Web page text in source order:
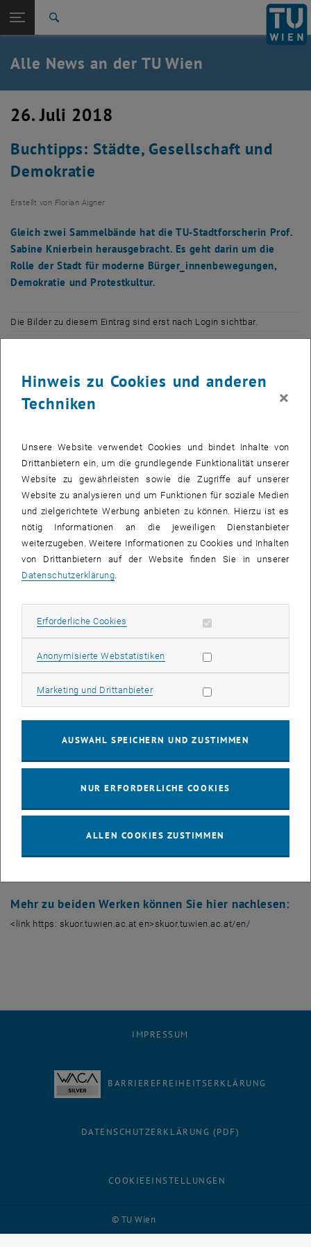
TU Login
Quicklinks
Quicklinks-Menü umschalten
Studium
Karriere
Zurück: Subseiten von TU Wien Startseite auflisten
Zurück zur letzten Ebene:
TU Wien Startseite
Übersicht
Alle News an der TU Wien
26. Juli 2018
Buchtipps: Städte, Gesellschaft und
Demokratie
Erstellt von Florian Aigner
Gleich zwei Sammelbände hat die TU-Stadtforscherin Prof.
Sabine Knierbein herausgebracht. Es geht darin um die
Rolle der Stadt für moderne Bürger_innenbewegungen,
Demokratie und Protestkultur.
Die Bilder zu diesem Eintrag sind erst nach Login sichtbar.
Gesellschaft abspielen. Unterschiedliche Bevölkerungsgruppen
Sichtweisen können sich in der Stadt aneinander reiben, große
urbanen Raum.
Daher lohnt es sich, einen Blick auf den städtischen Raum im
Kontext gesellschaftspolitischer Themen zu werfen. Was bedeutet
öffentlicher Raum für die Demokratie? Wie wird der städtische
Raum in unterschiedlichen Gegenden der Erde von verschiedenen
Bevölkerungsgruppen genutzt, um Emanzipation durchzusetzen, auf
ihre Bedürfnisse aufmerksam zu machen und politische
Veränderung zu initiieren?
Raumplanung der TU Wien solchen Fragen nach: Zahlreiche
Überblicksbänden zusammen, um ein möglichst diverses und
malen. „Der Strukturwandel in den Städten ist einerseits ein
methodisch, empirisch und theoretisch innovativ zu arbeiten.“
Emancipation and the Post-Political Condition” (S. Knierbein und T.
Vidermann, Routledge, 2018), bereits im vergangenen Jahr kam das
Age of Shrinking Democracy” heraus (J. Hou and S. Knierbein,
Routledge 2017).
Mehr zu beiden Werken können Sie hier nachlesen:
<link https: skuor.tuwien.ac.at en>skuor.tuwien.ac.at/en/
© TU Wien
IMPRESSUM
BARRIEREFREIHEITSERKLÄRUNG
DATENSCHUTZERKLÄRUNG (PDF)
COOKIEEINSTELLUNGEN
Hinweis zu Cookies und anderen
Techniken
×
Unsere Website verwendet Cookies und bindet Inhalte von
Drittanbietern ein, um die grundlegende Funktionalität unserer
Website zu gewährleisten sowie die Zugriffe auf unserer
Website zu analysieren und um Funktionen für soziale Medien
und zielgerichtete Werbung anbieten zu können. Hierzu ist es
nötig Informationen an die jeweiligen Dienstanbieter
weiterzugeben. Weitere Informationen zu Cookies und Inhalten
von Drittanbietern auf der Website finden Sie in unserer
Datenschutzerklärung
Erforderliche Cookies Erforderliche Cookies zulassen
Anonymisierte WebstatistikenStatistik Cookies zulassen
Marketing und DrittanbieterMarketing Cookies zulassen
AUSWAHL SPEICHERN UND ZUSTIMMEN
NUR ERFORDERLICHE COOKIES
ALLEN COOKIES ZUSTIMMEN